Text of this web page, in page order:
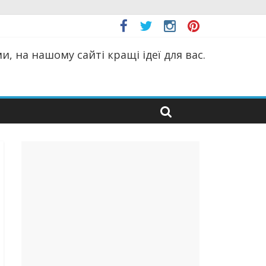
на нашому сайті кращі ідеї для вас.